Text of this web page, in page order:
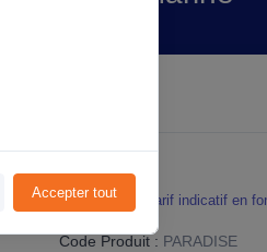
25€00 (Tarif indicatif en
Code Produit : PARADISE
Accepter tout